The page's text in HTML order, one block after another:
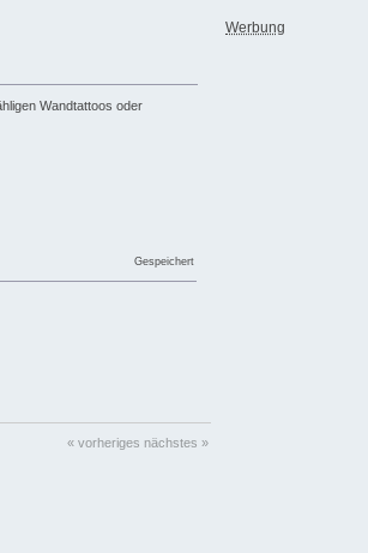
Wandtattoos oder
Gespeichert
« vorheriges nächstes »
Werbung